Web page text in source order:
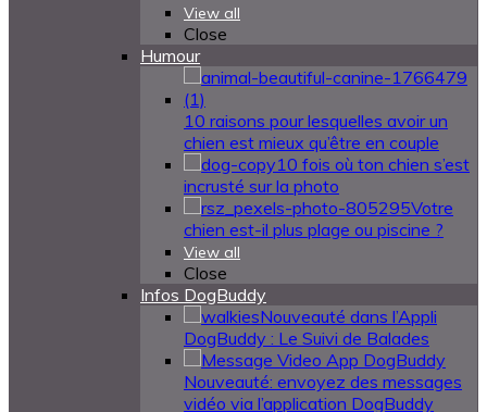
View all
Close
Humour
10 raisons pour lesquelles avoir un
chien est mieux qu’être en couple
10 fois où ton chien s’est
incrusté sur la photo
Votre
chien est-il plus plage ou piscine ?
View all
Close
Infos DogBuddy
Nouveauté dans l’Appli
DogBuddy : Le Suivi de Balades
Nouveauté: envoyez des messages
vidéo via l’application DogBuddy